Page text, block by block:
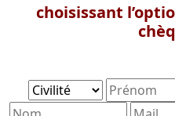
choisissant